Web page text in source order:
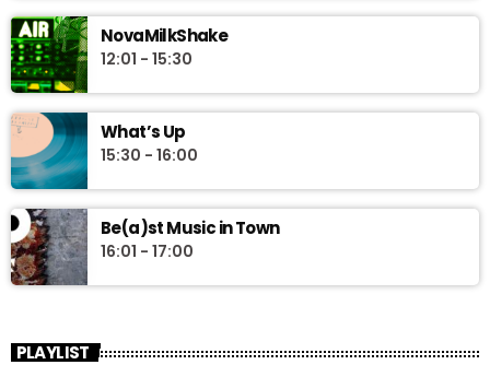
NovaMilkShake
12:01 - 15:30
What’s Up
15:30 - 16:00
Be(a)st Music in Town
16:01 - 17:00
PLAYLIST